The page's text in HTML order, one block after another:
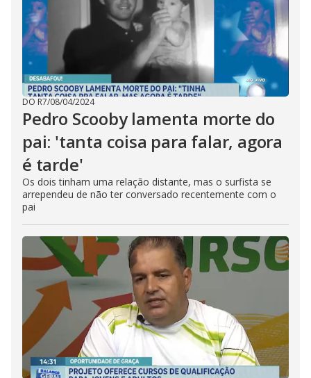
DO R7/08/04/2024
Pedro Scooby lamenta morte do
pai: 'tanta coisa para falar, agora
é tarde'
Os dois tinham uma relação distante, mas o surfista se
arrependeu de não ter conversado recentemente com o
pai